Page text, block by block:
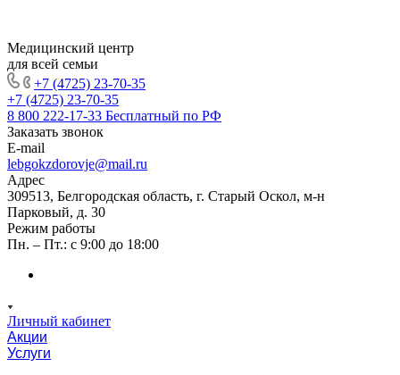
Медицинский центр
для всей семьи
+7 (4725) 23-70-35
+7 (4725) 23-70-35
8 800 222-17-33 Бесплатный по РФ
Заказать звонок
E-mail
lebgokzdorovje@mail.ru
Адрес
309513, Белгородская область, г. Старый Оскол, м-н
Парковый, д. 30
Режим работы
Пн. – Пт.: с 9:00 до 18:00
Личный кабинет
Акции
Услуги